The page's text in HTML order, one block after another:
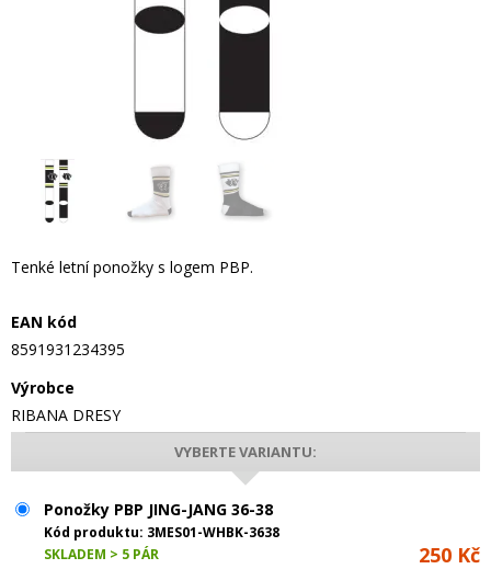
Tenké letní ponožky s logem PBP.
EAN kód
8591931234395
Výrobce
RIBANA DRESY
VYBERTE VARIANTU:
Ponožky PBP JING-JANG 36-38
Kód produktu: 3MES01-WHBK-3638
SKLADEM > 5 PÁR
250 Kč